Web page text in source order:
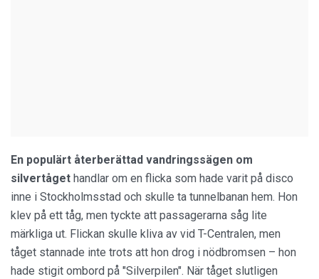
En populärt återberättad vandringssägen om
silvertåget handlar om en flicka som hade varit på disco
inne i Stockholmsstad och skulle ta tunnelbanan hem. Hon
klev på ett tåg, men tyckte att passagerarna såg lite
märkliga ut. Flickan skulle kliva av vid T-Centralen, men
tåget stannade inte trots att hon drog i nödbromsen – hon
hade stigit ombord på "Silverpilen". När tåget slutligen